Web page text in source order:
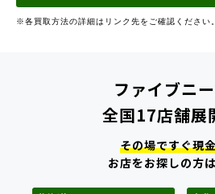
※各買取方法の詳細はリンク先をご確認ください。
ファイブニ
全国17店舗展
その場ですぐ現
お店をお探しの方